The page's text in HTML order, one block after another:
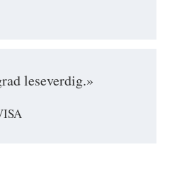
leseverdig.»